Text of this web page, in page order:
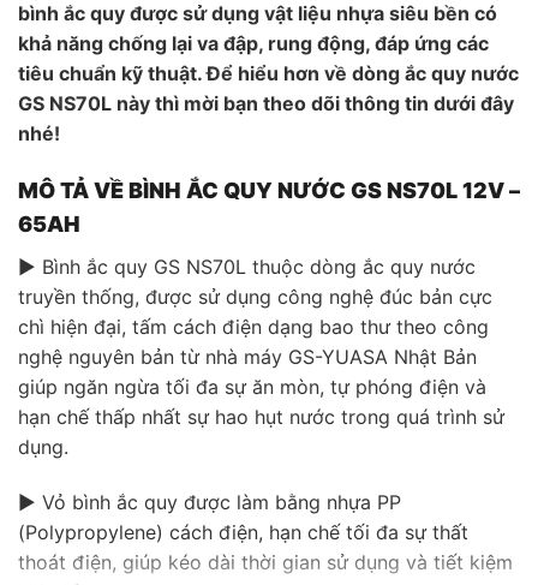
bình ắc quy được sử dụng vật liệu nhựa siêu bền có
khả năng chống lại va đập, rung động, đáp ứng các
tiêu chuẩn kỹ thuật. Để hiểu hơn về dòng ắc quy nước
GS NS70L này thì mời bạn theo dõi thông tin dưới đây
nhé!
MÔ TẢ VỀ BÌNH ẮC QUY NƯỚC GS NS70L 12V –
65AH
▶ Bình ắc quy GS NS70L thuộc dòng ắc quy nước
truyền thống, được sử dụng công nghệ đúc bản cực
chì hiện đại, tấm cách điện dạng bao thư theo công
nghệ nguyên bản từ nhà máy GS-YUASA Nhật Bản
giúp ngăn ngừa tối đa sự ăn mòn, tự phóng điện và
hạn chế thấp nhất sự hao hụt nước trong quá trình sử
dụng.
▶ Vỏ bình ắc quy được làm bằng nhựa PP
(Polypropylene) cách điện, hạn chế tối đa sự thất
thoát điện, giúp kéo dài thời gian sử dụng và tiết kiệm